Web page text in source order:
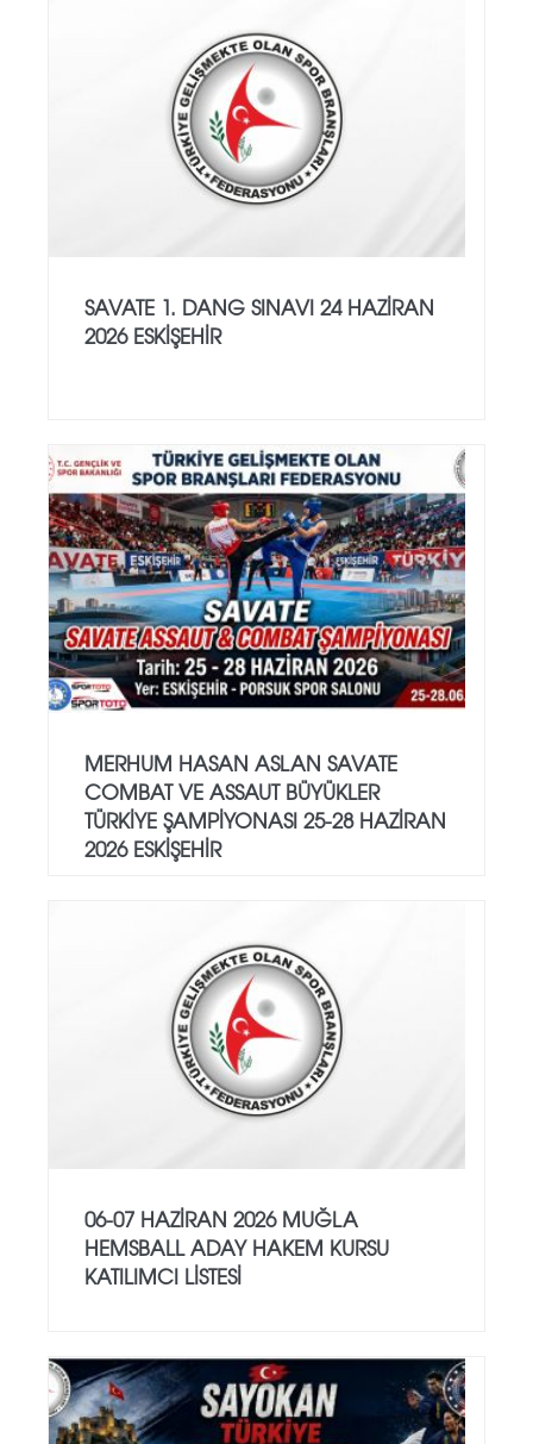
SAVATE 1. DANG SINAVI 24 HAZİRAN
2026 ESKİŞEHİR
MERHUM HASAN ASLAN SAVATE
COMBAT VE ASSAUT BÜYÜKLER
TÜRKİYE ŞAMPİYONASI 25-28 HAZİRAN
2026 ESKİŞEHİR
06-07 HAZİRAN 2026 MUĞLA
HEMSBALL ADAY HAKEM KURSU
KATILIMCI LİSTESİ